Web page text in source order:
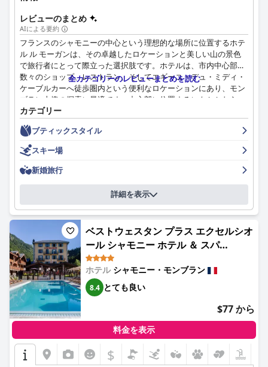
レビューのまとめ
AIによる要約
フランスのシャモニーの中心という理想的な場所に位置するホテ
ル ル モーガンは、その卓越したロケーションと美しい山の景色
で旅行者にとって際立った選択肢です。ホテルは、市内中心部、
数々のショップ、レストラン、そしてエギーユ・デュ・ミディ・
ケーブルカーへ徒歩圏内という便利なロケーションにあり、モン
ブラン山塊の探索に最適です。中心部に位置するにもかかわら
ず、ホテル ル モーガンは静かな環境を維持しており、冒険家に
も静養を求める人にも最適です。ホテルの優れた駐車場設備と親
切なスタッフが、全体的なポジティブな体験をさらに高めます。
宿泊客は一貫してホテルの清潔さを称賛し、施設は非常にモダン
で手入れが行き届いていると述べています。徹底的かつ定期的な
清掃は、スパエリアを含むホテル全体に及んでいます。この清潔
さへのこだわりは、快適で魅力的な雰囲気を作り出し、衛生と快
適さを重視する人々にとって最高の選択肢となっています。
ホテル ル モーガンの客室も、その広さ、モダンな雰囲気、そし
てモンブランやその他の雪を頂いた山々の壮大な景色で称賛され
ています。多くの人が清潔で手入れの行き届いた客室と快適なベ
ッドに感謝していますが、エアコンの不足と防音性の改善が必要
であるという声もあります。
ホテル ル モーガンの朝食は、一般的にその品質とバラエティが
好評です。宿泊客は、素晴らしく豊富な料理を楽しんでいます
が、特定のエリアでの高コストと限られた選択肢には批判もあり
ます。ホテルのレストラン、ル コンプトワール デ アルプでの食
事は、その卓越した料理、エレガントな雰囲気、そして行き届い
たサービスで高く評価されており、宿泊客にとって必見の場所と
なっています。
全カテゴリーのレビューまとめを読む
カテゴリー
ブティックスタイル
スキー場
新婚旅行
詳細を表示
ベストウェスタン プラス エクセルシオ
ール シャモニー ホテル ＆ スパ
(Excelsior Chamonix Hôtel)
ホテル シャモニー・モンブラン
8.4 とても良い
$77 から
料金を表示
$